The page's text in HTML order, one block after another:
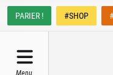
PARIER ! #SHOP
Menu